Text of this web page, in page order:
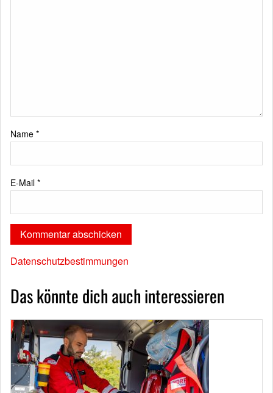
Name *
E-Mail *
Datenschutzbestimmungen
Das könnte dich auch interessieren